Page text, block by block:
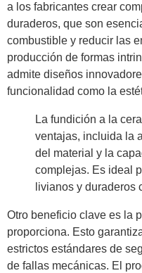
a los fabricantes crear
duraderos, que son
combustible y reducir las
producción de formas
admite diseños
funcionalidad como la
La fundición a la
ventajas, incluida la
del material y la
complejas. Es ideal
livianos y duraderos
Otro beneficio clave es la
proporciona. Esto
estrictos estándares de
de fallas mecánicas. El